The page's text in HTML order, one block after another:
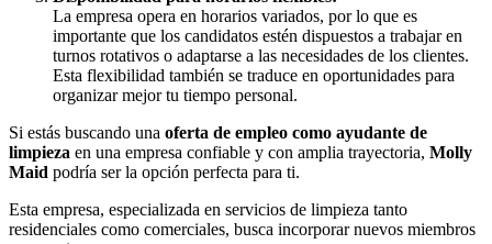
La empresa opera en horarios variados, por lo que es
importante que los candidatos estén dispuestos a trabajar en
turnos rotativos o adaptarse a las necesidades de los clientes.
Esta flexibilidad también se traduce en oportunidades para
organizar mejor tu tiempo personal.
Si estás buscando una oferta de empleo como ayudante de
limpieza en una empresa confiable y con amplia trayectoria, Molly
Maid podría ser la opción perfecta para ti.
Esta empresa, especializada en servicios de limpieza tanto
residenciales como comerciales, busca incorporar nuevos miembros